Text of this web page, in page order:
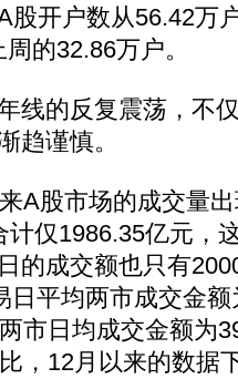
股开户数从56.42万
的32.86万户。
的反复震荡，不
趋谨慎。
股市场的成交量出
仅1986.35亿元，
的成交额也只有
日平均两市成交金
市日均成交金额为
，12月以来的数据